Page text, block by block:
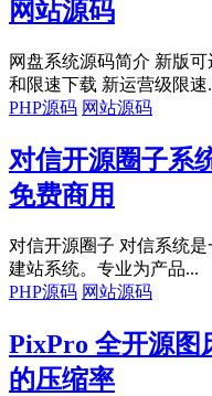
网站源码
网盘系统源码简介 新版
和限速下载 新运营级限速
PHP源码 网站源码
对信开源圈子系
免费商用
对信开源圈子 对信系统
建站系统。专业为产品...
PHP源码 网站源码
PixPro 全开源图
的压缩率